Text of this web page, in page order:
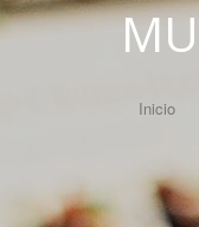
Inicio